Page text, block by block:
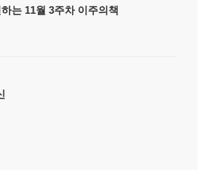
는 11월 3주차 이주의책